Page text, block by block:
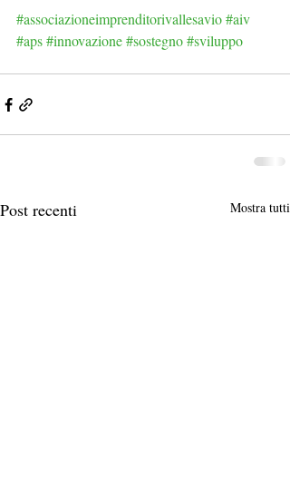
#associazioneimprenditorivallesavio#aiv
#aps#innovazione#sostegno#sviluppo
Post recenti Mostra tutti